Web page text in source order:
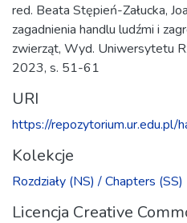
red. Beata Stępień-Załucka,
zagadnienia handlu ludźmi i
zwierząt, Wyd. Uniwersytetu
2023, s. 51-61
URI
https://repozytorium.ur.edu.pl/
Kolekcje
Rozdziały (NS) / Chapters (SS)
Licencja Creative